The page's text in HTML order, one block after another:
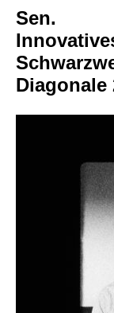
Sen.
Diagonale